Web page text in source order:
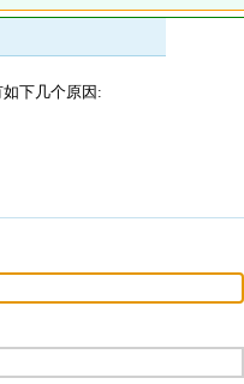
下几个原因: